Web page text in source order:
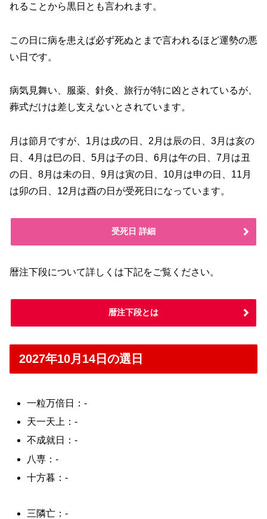
れることから黒日とも言われます。
この日に病を患えば必ず死ぬとまで言われるほど運勢の悪
い日です。
病気見舞い、服薬、針灸、旅行が特に凶とされているが、
葬式だけは差し支えないとされています。
月は節月ですが、1月は戌の日、2月は辰の日、3月は亥の
日、4月は巳の日、5月は子の日、6月は午の日、7月は丑
の日、8月は未の日、9月は寅の日、10月は申の日、11月
は卯の日、12月は酉の日が受死日になっています。
受死日 詳細
暦注下段について詳しくは下記をご覧ください。
暦注下段とは
2027年10月14日の選日
一粒万倍日：-
天一天上：-
不成就日：-
八専：-
十方暮：-
三隣亡：-